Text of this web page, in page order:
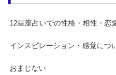
12星座占いでの性格・相性・恋
インスピレーション・感覚につ
おまじない